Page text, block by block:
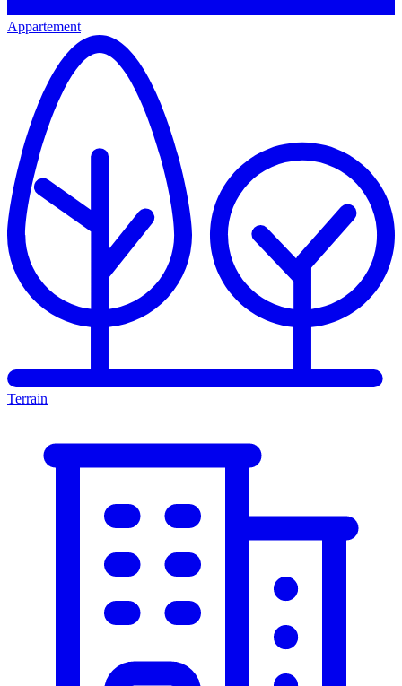
Appartement
Terrain